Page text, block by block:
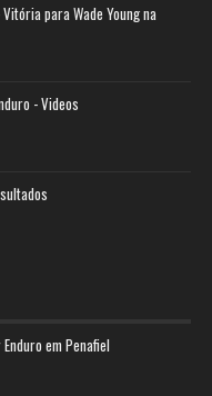
para Wade Young na
- Videos
em Penafiel